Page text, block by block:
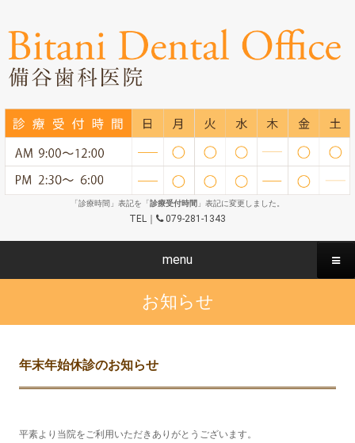
「診療時間」表記を「診療受付時間 」表記に変更しました。
TEL｜ 079-281-1343
menu
お知らせ
年末年始休診のお知らせ
平素より当院をご利用いただきありがとうございます。